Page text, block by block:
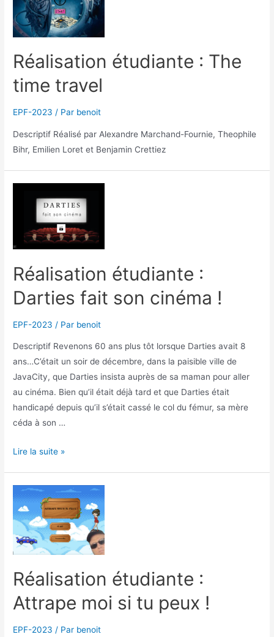
Réalisation étudiante : The
time travel
EPF-2023 / Par benoit
Descriptif Réalisé par Alexandre Marchand-Fournie, Theophile
Bihr, Emilien Loret et Benjamin Crettiez
Réalisation étudiante :
Darties fait son cinéma !
EPF-2023 / Par benoit
Descriptif Revenons 60 ans plus tôt lorsque Darties avait 8
ans…C’était un soir de décembre, dans la paisible ville de
JavaCity, que Darties insista auprès de sa maman pour aller
au cinéma. Bien qu’il était déjà tard et que Darties était
handicapé depuis qu’il s’était cassé le col du fémur, sa mère
céda à son …
Réalisation
Darties
fait
son
cinéma
!
Lire la suite »
Réalisation étudiante :
Attrape moi si tu peux !
EPF-2023 / Par benoit